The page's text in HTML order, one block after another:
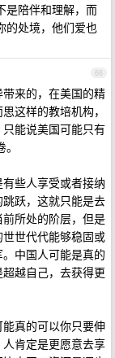
是陪伴和理解，而
的处境，他们爱也
66
来的，在美国的精
这样的教培机构，
能说美国可能只有
些人享受或者接纳
跃，这就只能是去
所处的阶层，但是
世代代能够稳固或
中国人可能是真的
越自己，去获得更
真的可以你只要伸
肯定是更愿意去享